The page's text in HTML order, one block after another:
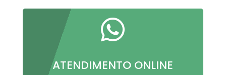

ATENDIMENTO ONLINE